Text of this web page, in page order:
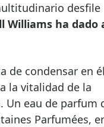
desfile
Williams ha dado
de condensar en
la vitalidad de la
Un eau de parfum
Parfumées,